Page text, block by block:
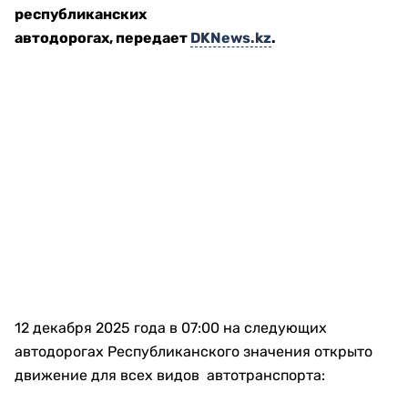
республиканских
автодорогах, передает DKNews.kz.
12 декабря 2025 года в 07:00 на следующих
автодорогах Республиканского значения открыто
движение для всех видов автотранспорта: